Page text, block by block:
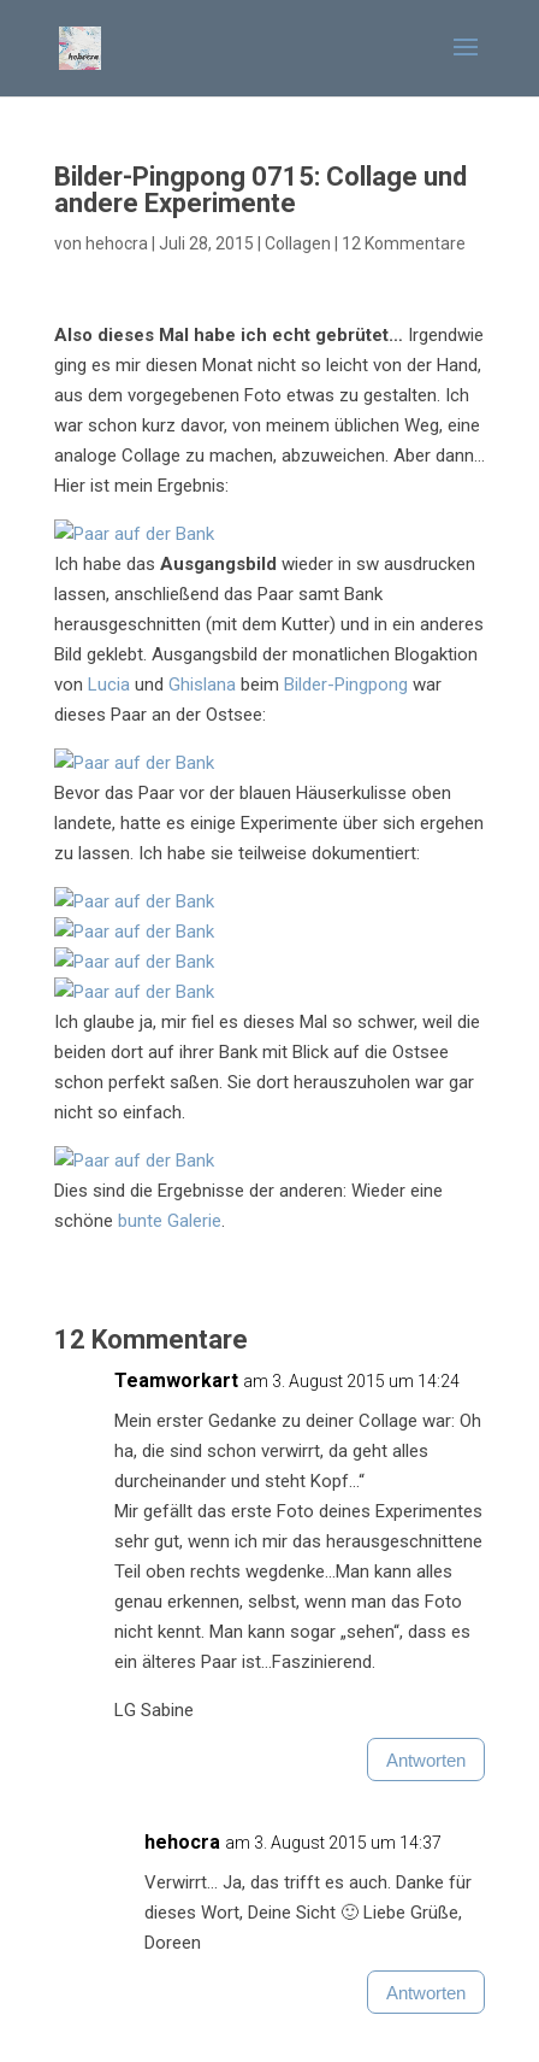
Bilder-Pingpong 0715: Collage und
andere Experimente
von hehocra Juli 28, 2015 Collagen 12 Kommentare
Also dieses Mal habe ich echt gebrütet… Irgendwie
ging es mir diesen Monat nicht so leicht von der Hand,
aus dem vorgegebenen Foto etwas zu gestalten. Ich
war schon kurz davor, von meinem üblichen Weg, eine
analoge Collage zu machen, abzuweichen. Aber dann…
Hier ist mein Ergebnis:
Ich habe das Ausgangsbild wieder in sw ausdrucken
lassen, anschließend das Paar samt Bank
herausgeschnitten (mit dem Kutter) und in ein anderes
Bild geklebt. Ausgangsbild der monatlichen Blogaktion
von Luciaund Ghislanabeim Bilder-Pingpong war
dieses Paar an der Ostsee:
Bevor das Paar vor der blauen Häuserkulisse oben
landete, hatte es einige Experimente über sich ergehen
zu lassen. Ich habe sie teilweise dokumentiert:
Ich glaube ja, mir fiel es dieses Mal so schwer, weil die
beiden dort auf ihrer Bank mit Blick auf die Ostsee
schon perfekt saßen. Sie dort herauszuholen war gar
nicht so einfach.
Dies sind die Ergebnisse der anderen: Wieder eine
schöne bunte Galerie.
12 Kommentare
Teamworkart am 3. August 2015 um 14:24
Mein erster Gedanke zu deiner Collage war: Oh
ha, die sind schon verwirrt, da geht alles
durcheinander und steht Kopf…“
Mir gefällt das erste Foto deines Experimentes
sehr gut, wenn ich mir das herausgeschnittene
Teil oben rechts wegdenke…Man kann alles
genau erkennen, selbst, wenn man das Foto
nicht kennt. Man kann sogar „sehen“, dass es
ein älteres Paar ist…Faszinierend.
LG Sabine
Antworten
hehocra am 3. August 2015 um 14:37
Verwirrt… Ja, das trifft es auch. Danke für
dieses Wort, Deine Sicht 🙂 Liebe Grüße,
Doreen
Antworten